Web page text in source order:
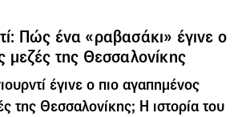
Πώς ένα «ραβασάκι» έγινε ο
μεζές της Θεσσαλονίκης
έγινε ο πιο αγαπημένος
της Θεσσαλονίκης; Η ιστορία του